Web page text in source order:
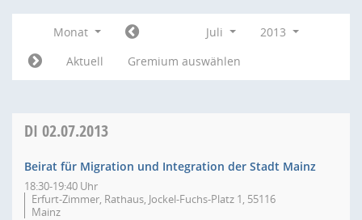
Monat Juli
2013
Aktuell
Gremium auswählen
DI 02.07.2013
Beirat für Migration und Integration der Stadt Mainz
18:30-19:40 Uhr
Erfurt-Zimmer, Rathaus, Jockel-Fuchs-Platz 1, 55116
Mainz